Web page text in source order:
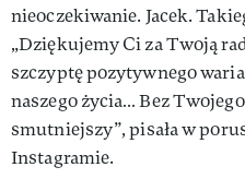
nieoczekiwanie. Jacek.
„Dziękujemy Ci za Twoją
szczyptę pozytywnego
naszego życia… Bez
smutniejszy”, pisała w
Instagramie.